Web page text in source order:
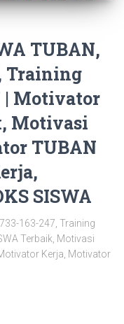
TUBAN,
Training
| Motivator
Motivasi
TUBAN
SISWA
163-247, Training
Terbaik, Motivasi
Kerja, Motivator